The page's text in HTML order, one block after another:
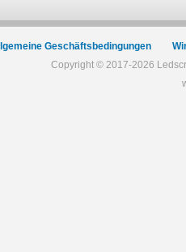
Geschäftsbedingungen
Copyright © 2017-2026